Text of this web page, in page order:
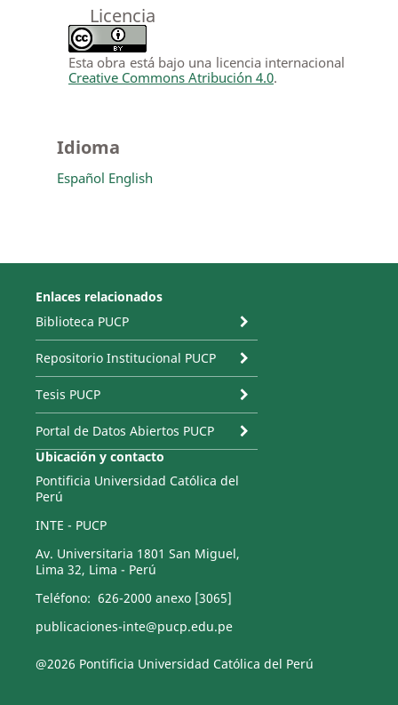
Licencia
Esta obra está bajo una licencia internacional
Creative Commons Atribución 4.0.
Idioma
Español English
Enlaces relacionados
Biblioteca PUCP
Repositorio Institucional PUCP
Tesis PUCP
Portal de Datos Abiertos PUCP
Ubicación y contacto
Pontificia Universidad Católica del
Perú
INTE - PUCP
Av. Universitaria 1801 San Miguel,
Lima 32, Lima - Perú
Teléfono: 626-2000 anexo [3065]
publicaciones-inte@pucp.edu.pe
@2026 Pontificia Universidad Católica del Perú